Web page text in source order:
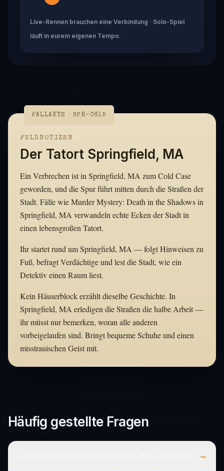
Live-Rennen brauchen eine Verbindung · Solo-Spiel
läuft in eurem eigenen Tempo.
FALLAKTE · SPR-0615
FELDNOTIZEN
Der Tatort Springfield, MA
Ein Verbrechen ist in Springfield, MA zum Cold Case
geworden, und die Spur führt mitten durch die Straßen der
Stadt. Fälle wie Murder Mystery: Death in the Shadows in
Springfield, MA verwandeln echte Ecken der Stadt in
einen lebensgroßen Tatort.
Ihr startet rund um Springfield, MA — folgt Hinweisen zu
Fuß, befragt Verdächtige und lest die Stadt, wie ein
Detektiv einen Raum liest.
Kein Häuserblock erzählt dieselbe Geschichte. In
Springfield, MA erledigen die Straßen die halbe Arbeit —
ihr müsst nur bemerken, woran alle anderen
vorbeigelaufen sind. Bringt bequeme Schuhe und einen
misstrauischen Geist mit.
Häufig gestellte Fragen
–